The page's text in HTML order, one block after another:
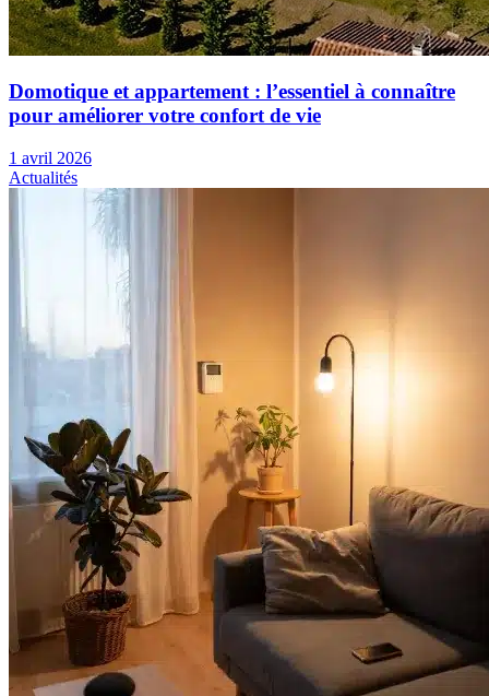
Domotique et appartement : l’essentiel à connaître
pour améliorer votre confort de vie
1 avril 2026
Actualités